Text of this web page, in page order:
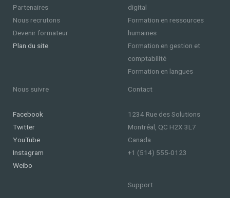
Partenaires
Nous recrutons
Devenir formateur
Plan du site
digital
Formation en ressources
humaines
Formation en gestion et
comptabilité
Formation en langues
Nous suivre
Facebook
Twitter
YouTube
Instagram
Weibo
Contact
1234 Rue des Solutions
Montréal, QC H2X 3L7
Canada
+1 (514) 555-0123
Support